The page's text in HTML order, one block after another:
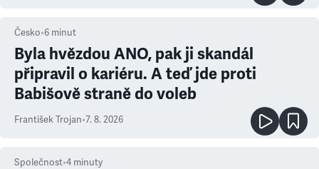
Česko•6 minut
Byla hvězdou ANO, pak ji skandál
připravil o kariéru. A teď jde proti
Babišově straně do voleb
František Trojan•7. 8. 2026
Společnost•4 minuty